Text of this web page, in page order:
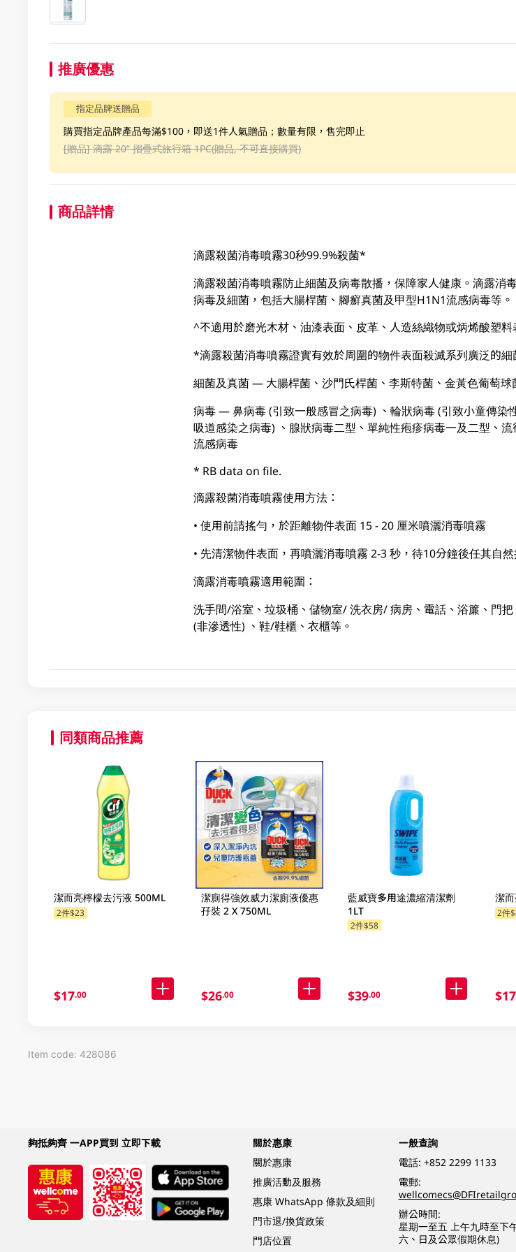
推廣優惠
指定品牌送贈品
購買指定品牌產品每滿$100，即送1件人氣贈品；數量有限，售完即止
[贈品] 滴露 20” 摺疊式旅行箱 1PC(贈品, 不可直接購買)
商品詳情
滴露殺菌消毒噴霧30秒99.9%殺菌*
滴露殺菌消毒噴霧防止細菌及病毒散播，保障家人健康。滴露消
病毒及細菌，包括大腸桿菌、腳癬真菌及甲型H1N1流感病毒等。
^不適用於磨光木材、油漆表面、皮革、人造絲織物或炳烯酸塑料
*滴露殺菌消毒噴霧證實有效於周圍的物件表面殺滅系列廣泛的細
細菌及真菌 — 大腸桿菌、沙門氏桿菌、李斯特菌、金黃色葡萄
病毒 — 鼻病毒 (引致一般感冒之病毒) 、輪狀病毒 (引致小童傳染
吸道感染之病毒) 、腺狀病毒二型、單純性疱疹病毒一及二型、
流感病毒
* RB data on file.
滴露殺菌消毒噴霧使用方法：
• 使用前請搖勻，於距離物件表面 15 - 20 厘米噴灑消毒噴霧
• 先清潔物件表面，再噴灑消毒噴霧 2-3 秒，待10分鐘後任其自
滴露消毒噴霧適用範圍：
洗手間/浴室、垃圾桶、儲物室/ 洗衣房/ 病房、電話、浴簾、門
(非滲透性) 、鞋/鞋櫃、衣櫃等。
同類商品推薦
潔而亮檸檬去污液 500ML
2件$23
$17.00
潔廁得強效威力潔廁液優惠
孖裝 2 X 750ML
$26.00
藍威寶多用途濃縮清潔劑
1LT
2件$58
$39.00
潔
2件
$17
Item code: 428086
夠抵夠齊 一APP買到 立即下載
關於惠康
關於惠康
推廣活動及服務
惠康 WhatsApp 條款及細則
門市退/換貨政策
門店位置
一般查詢
電話: +852 2299 1133
電郵:
辦公時間:
星期一至五 上午九時至下
六、日及公眾假期休息)